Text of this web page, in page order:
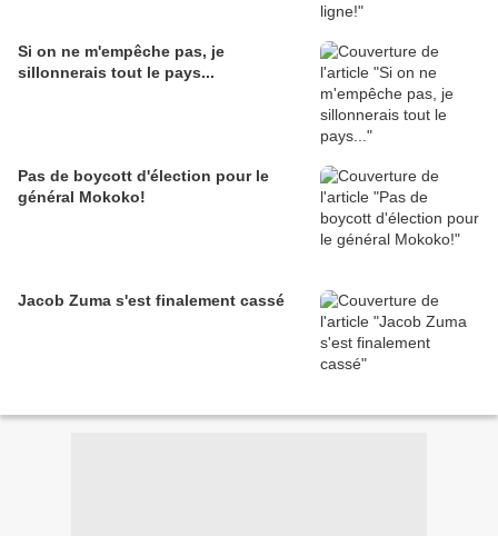
Si on ne m'empêche pas, je
sillonnerais tout le pays...
Pas de boycott d'élection pour le
général Mokoko!
Jacob Zuma s'est finalement cassé